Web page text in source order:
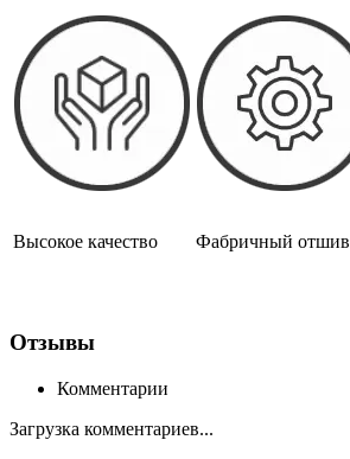
Высокое качество Фабричный отшив
Отзывы
Комментарии
Загрузка комментариев...